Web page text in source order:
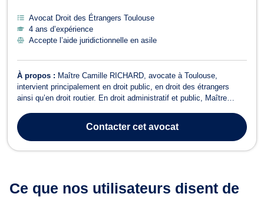
Avocat Droit des Étrangers Toulouse
4 ans d’expérience
Accepte l’aide juridictionnelle en asile
À propos : Maître Camille RICHARD, avocate à Toulouse,
intervient principalement en droit public, en droit des étrangers
ainsi qu’en droit routier. En droit administratif et public, Maître
l’administration, que ce soit en matière de sanctions
administratives, de police administr...
Contactercet avocat
Ce que nos utilisateurs disent de